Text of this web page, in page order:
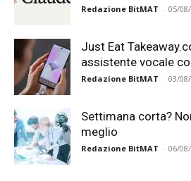
Redazione BitMAT - 05/
Just Eat
assistente vocale
Redazione BitMAT - 03/
Settimana corta?
meglio
Redazione BitMAT - 06/